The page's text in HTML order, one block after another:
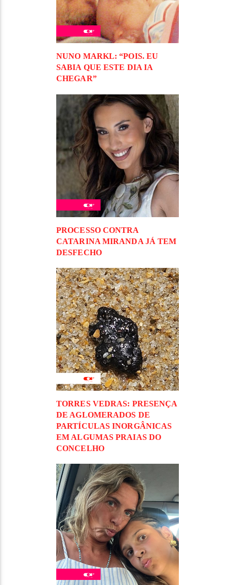
NUNO MARKL: “POIS. EU
SABIA QUE ESTE DIA IA
CHEGAR”
PROCESSO CONTRA
CATARINA MIRANDA JÁ TEM
DESFECHO
TORRES VEDRAS: PRESENÇA
DE AGLOMERADOS DE
PARTÍCULAS INORGÂNICAS
EM ALGUMAS PRAIAS DO
CONCELHO